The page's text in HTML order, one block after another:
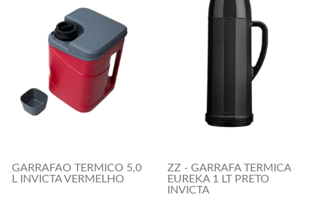
GARRAFAO TERMICO 5,0
L INVICTA VERMELHO
ZZ - GARRAFA TERMICA
EUREKA 1 LT PRETO
INVICTA